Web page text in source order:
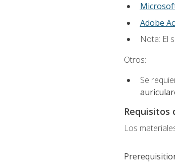
Adobe
Nota: El
Otros:
Se
Requisitos
Los